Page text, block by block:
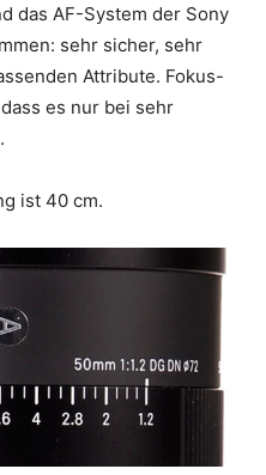
das AF-System der Sony
sehr sicher, sehr
Attribute. Fokus-
es nur bei sehr
ist 40 cm.